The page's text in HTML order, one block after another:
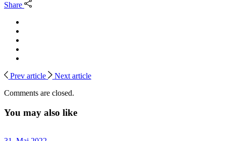
Share
Prev article
Next article
Comments are closed.
You may also like